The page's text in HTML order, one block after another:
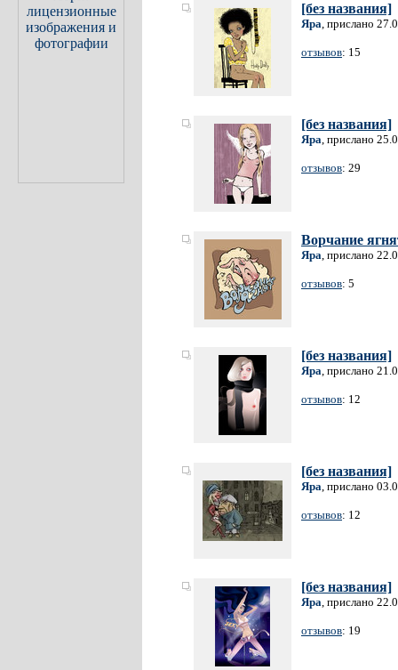
[без названия]
Яра, прислано
отзывов: 15
[без названия]
Яра, прислано
отзывов: 29
Ворчание
Яра, прислано
отзывов: 5
[без названия]
Яра, прислано
отзывов: 12
[без названия]
Яра, прислано
отзывов: 12
[без названия]
Яра, прислано
отзывов: 19